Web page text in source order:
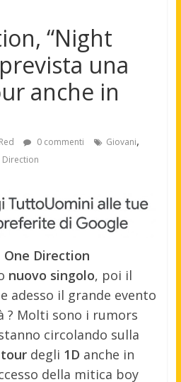
“Night
una
anche in
Red 0 commenti Giovani,
Direction
One Direction
nuovo singolo, poi il
adesso il grande evento
? Molti sono i rumors
circolando sulla
tourdegli 1D anche in
della mitica boy